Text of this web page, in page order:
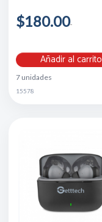
$180.00
Añadir al carrito
7 unidades
15578